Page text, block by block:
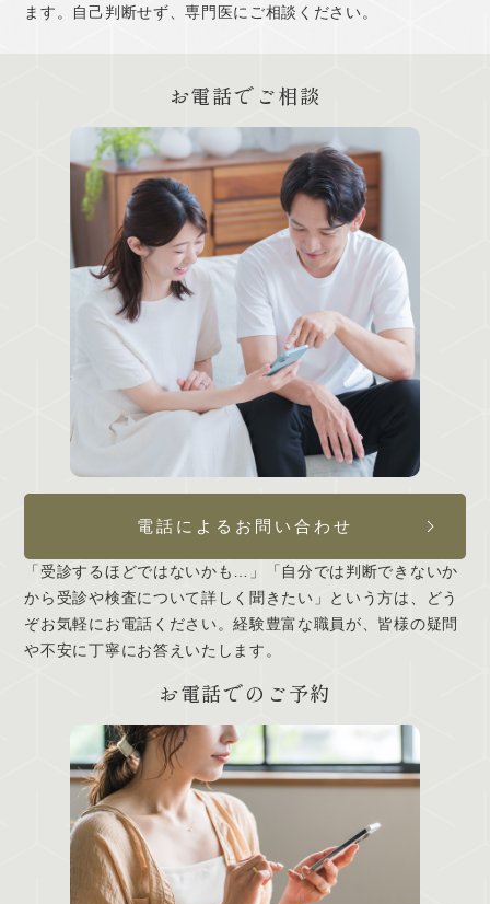
ます。自己判断せず、専門医にご相談ください。
お電話でご相談
電話によるお問い合わせ
「受診するほどではないかも…」「自分では判断できないか
から受診や検査について詳しく聞きたい」という方は、どう
ぞお気軽にお電話ください。経験豊富な職員が、皆様の疑問
や不安に丁寧にお答えいたします。
お電話でのご予約